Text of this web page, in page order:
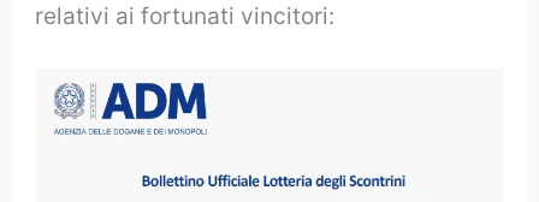
relativi ai fortunati vincitori: